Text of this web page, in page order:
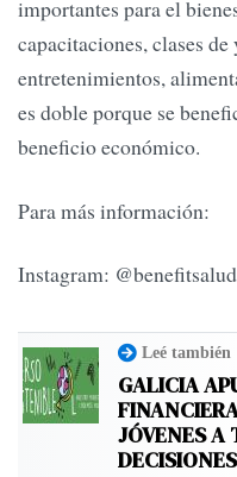
importantes para el
capacitaciones, clases
entretenimientos,
es doble porque se
beneficio económico.
Para más información:
Instagram:
Leé también
GALICIA
JÓVENES A